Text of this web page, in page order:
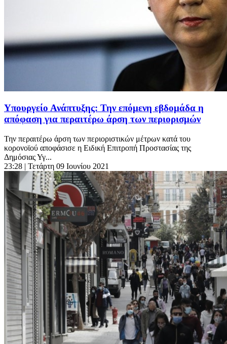
Υπουργείο Ανάπτυξης: Την επόμενη εβδομάδα η
απόφαση για περαιτέρω άρση των περιορισμών
Την περαιτέρω άρση των περιοριστικών μέτρων κατά του
κορονοϊού αποφάσισε η Ειδική Επιτροπή Προστασίας της
Δημόσιας Υγ...
23:28 | Τετάρτη 09 Ιουνίου 2021